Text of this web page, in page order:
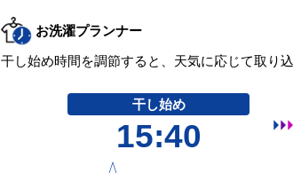
お洗濯プランナー
干し始め時間を調節すると、天気に応じて取り
干し始め
15:40